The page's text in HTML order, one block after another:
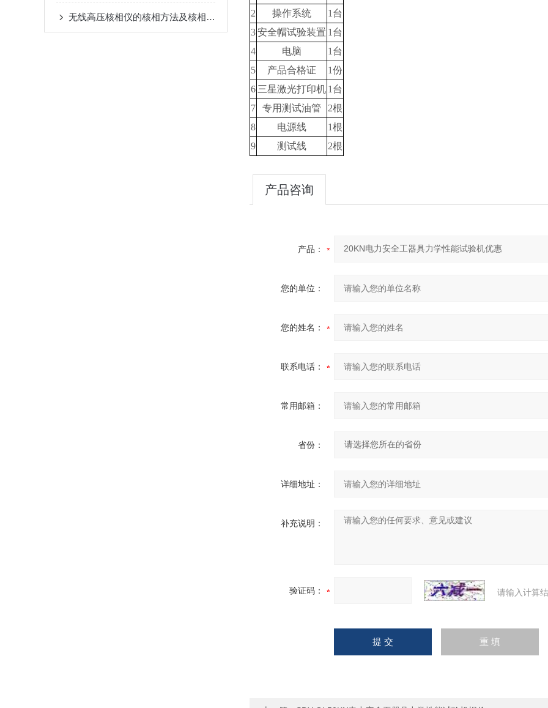
无线高压核相仪的核相方法及核相试验
2
操作系统
1台
3安全帽试验装置 1台
4
电脑
1台
5
产品合格证
1份
6 三星激光打印机 1台
7
专用测试油管
2根
8
电源线
1根
9
测试线 2根
产品咨询
产品：
您的单位：
您的姓名：
联系电话：
常用邮箱：
省份：
详细地址：
补充说明：
验证码： 请输入计算